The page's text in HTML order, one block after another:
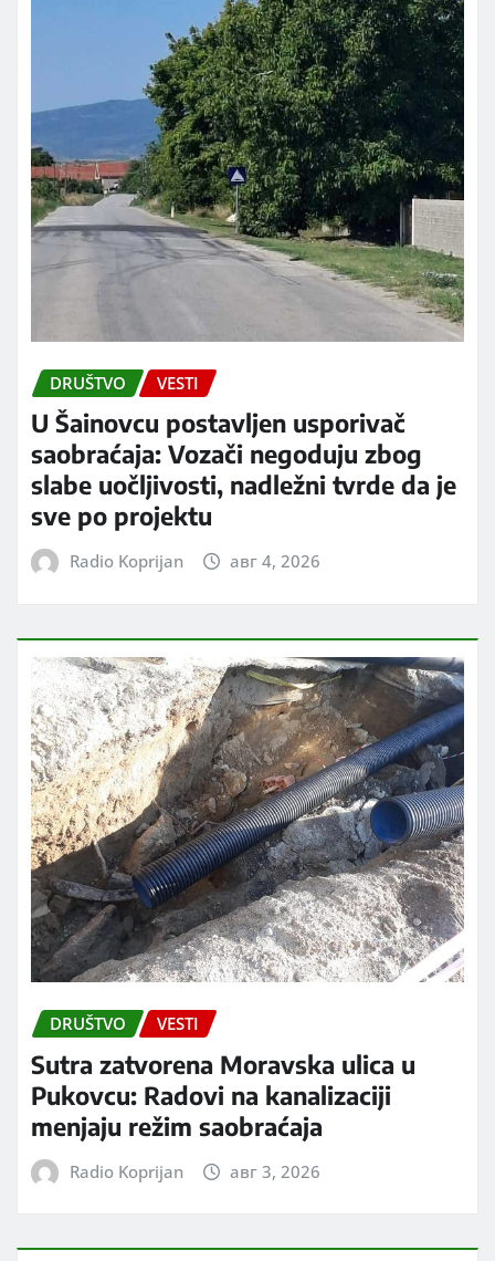
DRUŠTVO VESTI
U Šainovcu postavljen usporivač
saobraćaja: Vozači negoduju zbog
slabe uočljivosti, nadležni tvrde da je
sve po projektu
Radio Koprijan авг 4, 2026
DRUŠTVO VESTI
Sutra zatvorena Moravska ulica u
Pukovcu: Radovi na kanalizaciji
menjaju režim saobraćaja
Radio Koprijan авг 3, 2026